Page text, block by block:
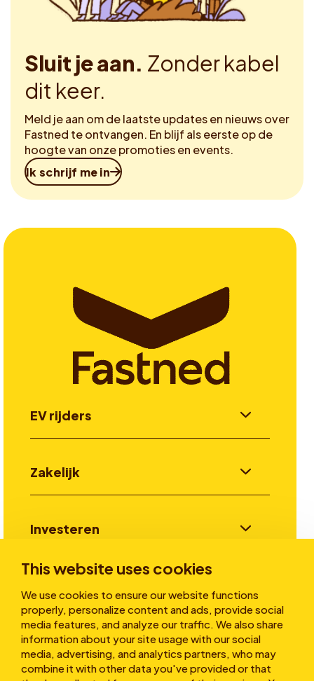
This website uses cookies
We use cookies to ensure our website functions
properly, personalize content and ads, provide social
media features, and analyze our traffic. We also share
information about your site usage with our social
media, advertising, and analytics partners, who may
combine it with other data you've provided or that
Sluit je aan. Zonder kabel
dit keer.
Meld je aan om de laatste updates en nieuws over
Fastned te ontvangen. En blijf als eerste op de
hoogte van onze promoties en events.
Ik schrijf me in
EV rijders
Zakelijk
Investeren
Over ons